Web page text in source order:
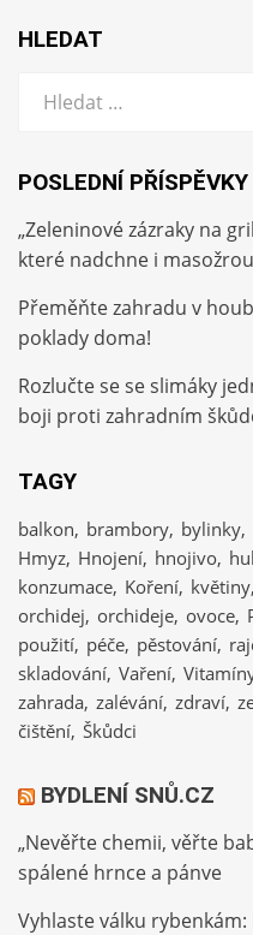
HLEDAT
POSLEDNÍ PŘÍSPĚVKY
„Zeleninové zázraky na
které nadchne i
Přeměňte zahradu v
poklady doma!
Rozlučte se se slimáky
boji proti zahradním
TAGY
balkon brambory bylinky
Hmyz Hnojení hnojivo
konzumace Koření květiny
orchidej orchideje ovoce
použití péče pěstování
skladování Vaření
zahrada zalévání zdraví
čištění Škůdci
BYDLENÍ SNŮ.CZ
„Nevěřte chemii, věřte
spálené hrnce a pánve
Vyhlaste válku